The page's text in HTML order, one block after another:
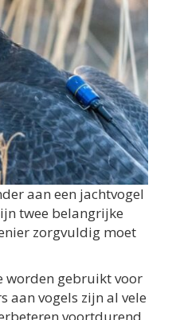
aan een jachtvogel
twee belangrijke
zorgvuldig moet
worden gebruikt voor
aan vogels zijn al vele